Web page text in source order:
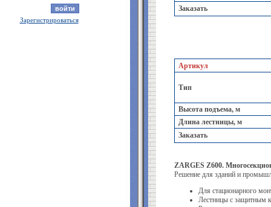
Зарегистрироваться
Заказать
Артикул
Тип
Высота подъема, м
Длина лестницы, м
Заказать
ZARGES Z600.
Решение для зданий и
Для стационарного
Лестницы с защитным